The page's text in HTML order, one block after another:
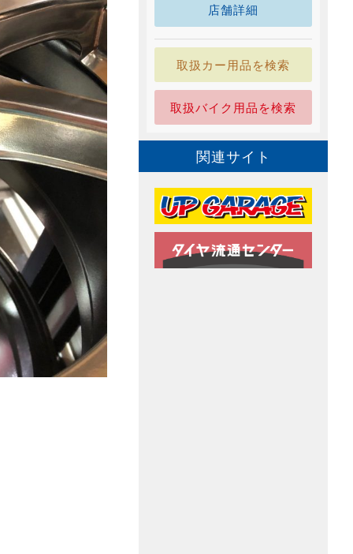
店舗詳細
取扱カー用品を検索
取扱バイク用品を検索
関連サイト